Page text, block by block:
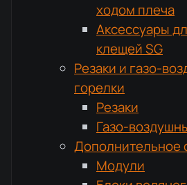
ходом плеча
Аксессуары
клещей SG
Резаки и газо-
горелки
Резаки
Газо-
Дополнительное
Модули